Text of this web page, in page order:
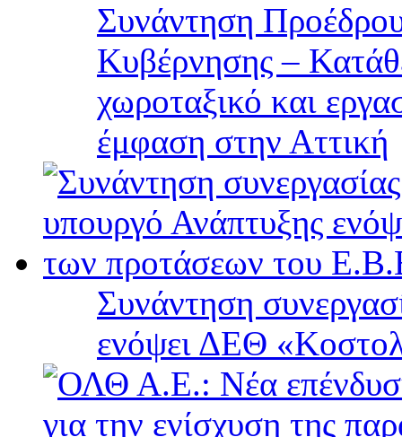
Συνάντηση
Κυβέρνησης –
χωροταξικό και
έμφαση στην Αττική
Συνάντηση
ενόψει ΔΕΘ